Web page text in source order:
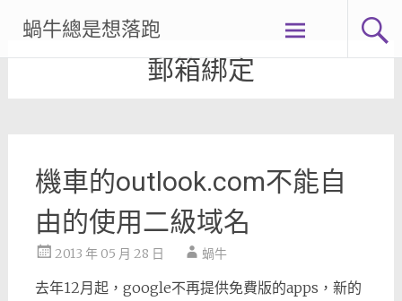
content
蝸牛總是想落跑
郵箱綁定
機車的outlook.com不能自
由的使用二級域名
2013 年 05 月 28 日 蝸牛
去年12月起，google不再提供免費版的apps，新的